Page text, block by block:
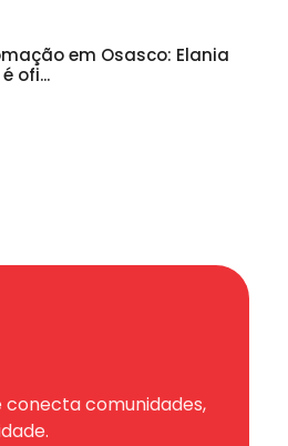
em Osasco: Elania
ofi...
conecta comunidades,